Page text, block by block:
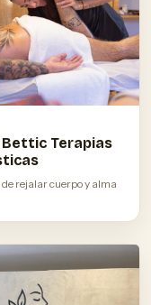
Bettic Terapias
de rejalar cuerpo y alma